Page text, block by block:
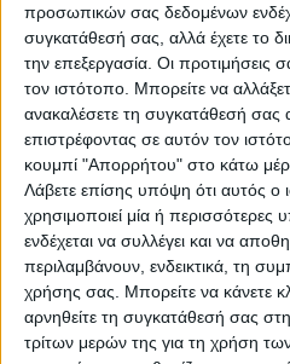
προσωπικών σας δεδομένων
συγκατάθεσή σας, αλλά έχετε το
την επεξεργασία. Οι προτιμήσεις
τον ιστότοπο. Μπορείτε να
ανακαλέσετε τη συγκατάθεσή σας
επιστρέφοντας σε αυτόν τον
κουμπί "Απορρήτου" στο κάτω
Λάβετε επίσης υπόψη ότι αυτός ο
χρησιμοποιεί μία ή περισσότερες
ενδέχεται να συλλέγει και να
περιλαμβάνουν, ενδεικτικά, τη
χρήσης σας. Μπορείτε να κάνετε
αρνηθείτε τη συγκατάθεσή σας
τρίτων μερών της για τη χρήση
Το ότι όλοι όμως κάνουν τα
καμία λύση στο πρόβλημα.
αρκετοί – κυρίως πολίτες –
διαβήματα στο
η πολιτεία να κοιτάξει πιο
σε πολλές χώρες ή Νομούς
Αφρική, Γαλλία, Ολλανδία,
η διήθηση δικύκλων
περιορισμούς. Καιρός είναι
να προχωρήσουμε και σε
Το ζήτημα της διήθησης